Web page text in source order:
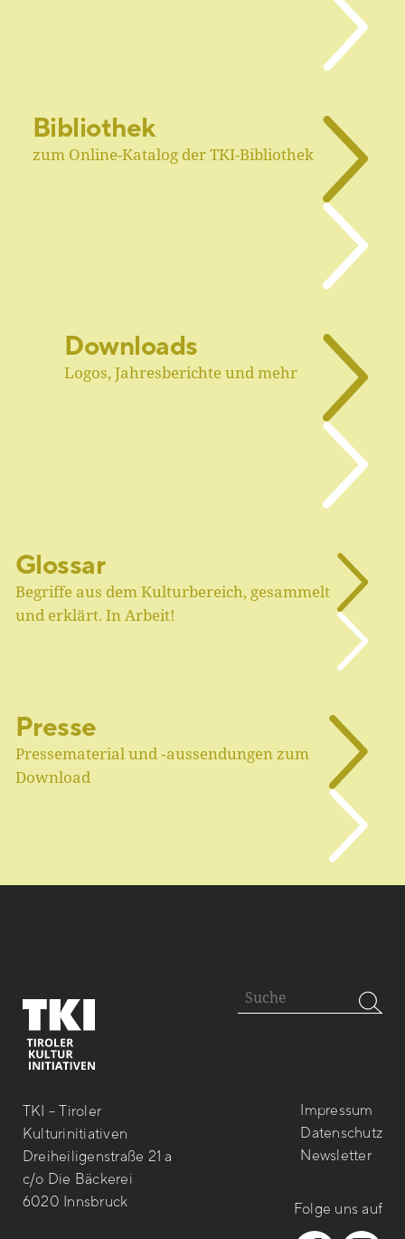
Bibliothek
zum Online-Katalog der TKI-Bibliothek
Downloads
Logos, Jahresberichte und mehr
Glossar
Begriffe aus dem Kulturbereich, gesammelt
und erklärt. In Arbeit!
Presse
Pressematerial und ‑aussendungen zum
Download
TKI – Tiroler
Kulturinitiativen
Dreiheiligenstraße 21 a
c/o Die Bäckerei
6020 Innsbruck
Impressum
Datenschutz
Newsletter
Folge uns auf